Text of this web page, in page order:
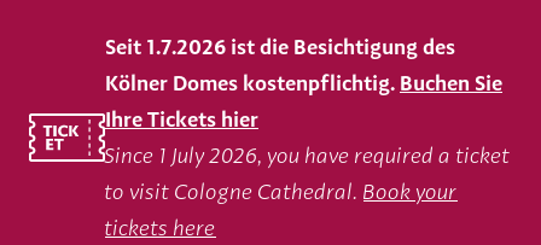
Seit 1.7.2026 ist die Besichtigung des
Kölner Domes kostenpflichtig. Buchen Sie
Ihre Tickets hier
Since 1 July 2026, you have required a ticket
to visit Cologne Cathedral. Book your
tickets here